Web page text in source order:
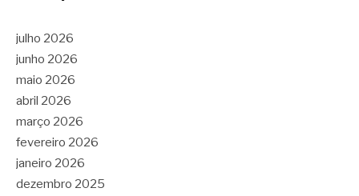
julho 2026
junho 2026
maio 2026
abril 2026
março 2026
fevereiro 2026
janeiro 2026
dezembro 2025